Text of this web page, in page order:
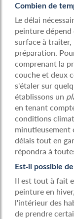
Combien de
Le délai
peinture
surface à traiter,
préparation.
comprenant la
couche et deux
s'étaler sur
établissons un
en tenant
conditions
minutieusement
délais tout en
répondra à
Est-il possible
Il est tout à fait
peinture en
l'intérieur des
de prendre